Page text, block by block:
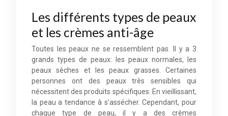
Les différents types de peaux
et les crèmes anti-âge
Toutes les peaux ne se ressemblent pas. Il y a 3
grands types de peaux: les peaux normales, les
peaux sèches et les peaux grasses. Certaines
personnes ont des peaux très sensibles qui
nécessitent des produits spécifiques. En vieillissant,
la peau a tendance à s’assécher. Cependant, pour
chaque type de peau, il y a des crèmes